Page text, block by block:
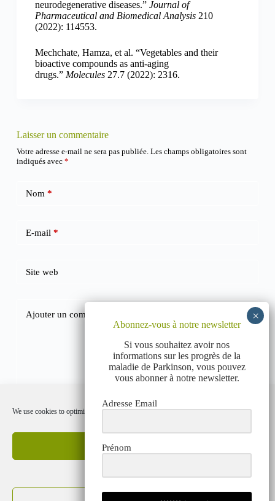
We use cookies to optimize our website and our service.
Accept cookies
neurodegenerative diseases.” Journal of
Pharmaceutical and Biomedical Analysis210
(2022): 114553.
Mechchate, Hamza, et al. “Vegetables and their
bioactive compounds as anti-aging
drugs.” Molecules27.7 (2022): 2316.
Laisser un commentaire
Votre adresse e-mail ne sera pas publiée. Les champs obligatoires sont
indiqués avec *
Nom *
E-mail *
Site web
Ajouter un commentaire
Laisser un commentaire
POLITIQUE RELATIVE AUX COOKIES (UE)
Abonnez-vous à notre newsletter
Si vous souhaitez avoir nos
informations sur les progrès de la
maladie de Parkinson, vous pouvez
vous abonner à notre newsletter.
Adresse Email
Prénom